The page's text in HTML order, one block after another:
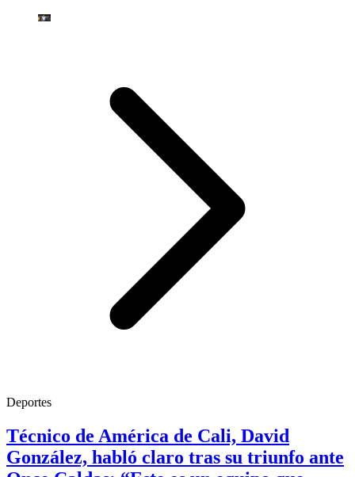
Deportes
Técnico de América de Cali, David
González, habló claro tras su triunfo ante